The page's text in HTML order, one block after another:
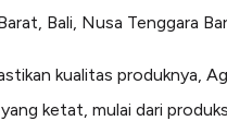
Bali, Nusa Tenggara
kualitas produknya,
ketat, mulai dari